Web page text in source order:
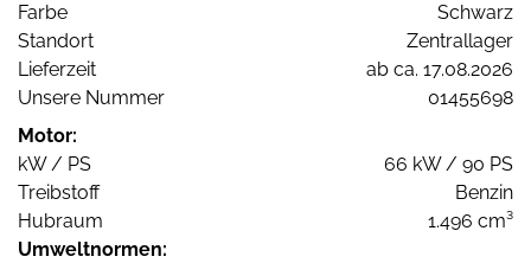
Farbe
Schwarz
Standort
Zentrallager
Lieferzeit
ab ca. 17.08.2026
Unsere Nummer
01455698
Motor:
kW / PS
66 kW / 90 PS
Treibstoff
Benzin
Hubraum
1.496 cm³
Umweltnormen: